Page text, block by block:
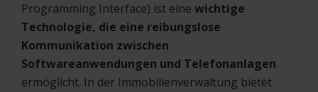
Programming Interface) ist eine wichtige
Technologie, die eine reibungslose
Kommunikation zwischen
Softwareanwendungen und Telefonanlagen
ermöglicht. In der Immobilienverwaltung bietet